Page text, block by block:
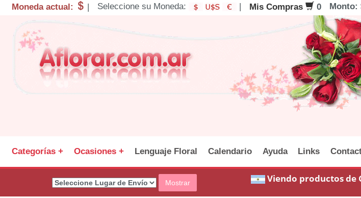
Moneda actual: | Seleccione su Moneda: | Mis Compras 0 Monto:
Categorías + Ocasiones + Lenguaje Floral Calendario Ayuda Links
Mostrar Viendo productos de